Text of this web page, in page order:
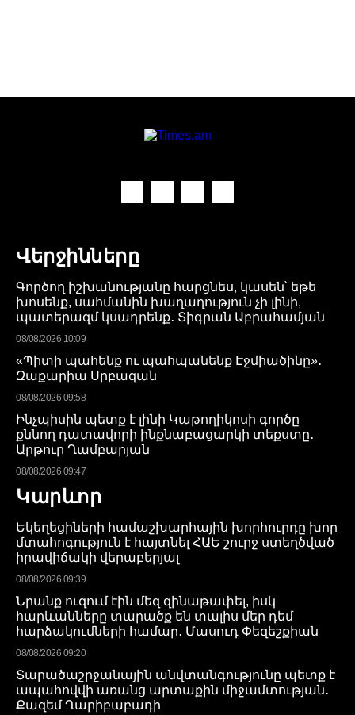
Վերջինները
Գործող իշխանությանը հարցնես, կասեն՝ եթե
խոսենք, սահմանին խաղաղություն չի լինի,
պատերազմ կսադրենք․ Տիգրան Աբրահամյան
08/08/2026 10:09
«Պիտի պահենք ու պահպանենք Էջմիածինը»․
Զաքարիա Սրբազան
08/08/2026 09:58
Ինչպիսին պետք է լինի Կաթողիկոսի գործը
քննող դատավորի ինքնաբացարկի տեքստը․
Արթուր Ղամբարյան
08/08/2026 09:47
Կարևոր
Եկեղեցիների համաշխարհային խորհուրդը խոր
մտահոգություն է հայտնել ՀԱԵ շուրջ ստեղծված
իրավիճակի վերաբերյալ
08/08/2026 09:39
Նրանք ուզում էին մեզ զինաթափել, իսկ
հարևանները տարածք են տալիս մեր դեմ
հարձակումների համար․ Մասուդ Փեզեշքիան
08/08/2026 09:20
Տարածաշրջանային անվտանգությունը պետք է
ապահովվի առանց արտաքին միջամտության․
Քազեմ Ղարիբաբադի